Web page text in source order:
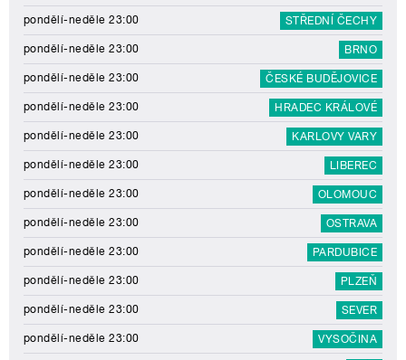
pondělí-neděle 23:00 STŘEDNÍ ČECHY
pondělí-neděle 23:00 BRNO
pondělí-neděle 23:00 ČESKÉ BUDĚJOVICE
pondělí-neděle 23:00 HRADEC KRÁLOVÉ
pondělí-neděle 23:00 KARLOVY VARY
pondělí-neděle 23:00 LIBEREC
pondělí-neděle 23:00 OLOMOUC
pondělí-neděle 23:00 OSTRAVA
pondělí-neděle 23:00 PARDUBICE
pondělí-neděle 23:00 PLZEŇ
pondělí-neděle 23:00 SEVER
pondělí-neděle 23:00 VYSOČINA